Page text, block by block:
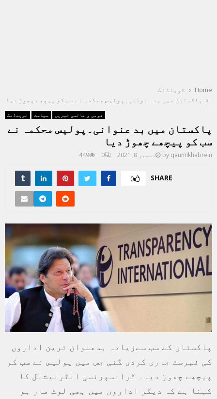
Home
ٹرینڈنگ
پاکستان میں بد عنوانی۔پولیس محکمہ نے سب کو پیچھے چھوڑ دیا
ٹرینڈنگ سیاست قومی و عالمی خبریں
پاکستان میں بد عنوانی۔پولیس محکمہ نے
سب کو پیچھے چھوڑ دیا
by qaumikhabrein دسمبر 8, 2021 0
449
SHARE
0
پاکستان کے سب سےزیادہ بدعنوان ترین اداروں
کی فہرست جاری کردی گئی جس میں پولیس نے سب کو
پیچھے چھوڑ دیا۔ ٹرانسپرنسی انٹرنیشنل کا
کہنا ہے کہ دیگر اداروں میں بھی لوٹ مار ہو